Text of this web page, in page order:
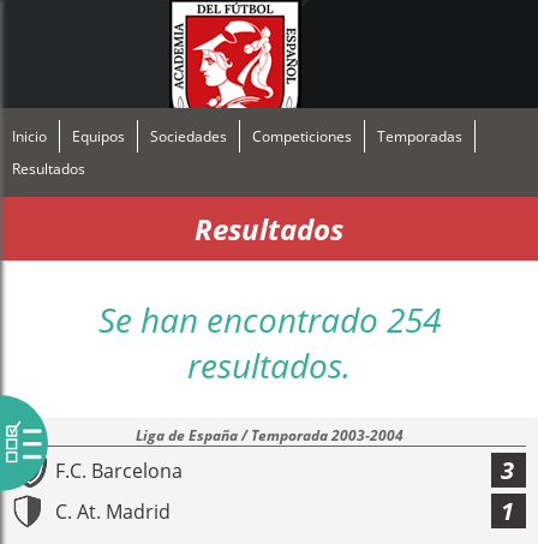
Inicio Equipos Sociedades Competiciones
Temporadas
Resultados
Resultados
Se han encontrado 254
resultados.
Liga de España / Temporada 2003-2004
F.C. Barcelona 3
C. At. Madrid 1